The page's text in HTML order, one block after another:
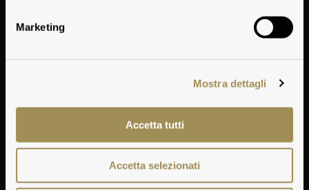
Marketing
Mostra dettagli
Accetta tutti
Accetta selezionati